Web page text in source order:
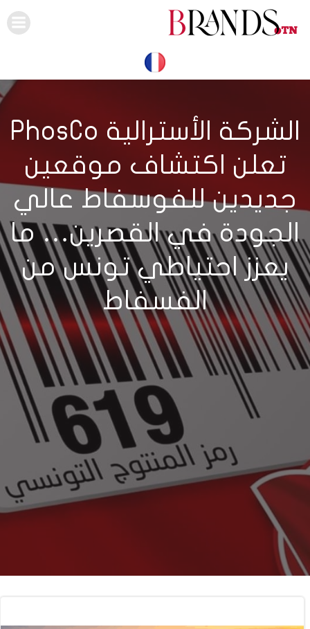
الشركة الأسترالية PhosCo
تعلن اكتشاف موقعين
جديدين للفوسفاط عالي
الجودة في القصرين… ما
يعزز احتياطي تونس من
الفسفاط